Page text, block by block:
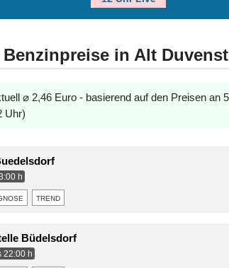
Benzinpreise in Alt
⌀ 2,46 Euro - basierend auf den Preisen an
Uhr)
h
trend
Büdelsdorf
22:00 h